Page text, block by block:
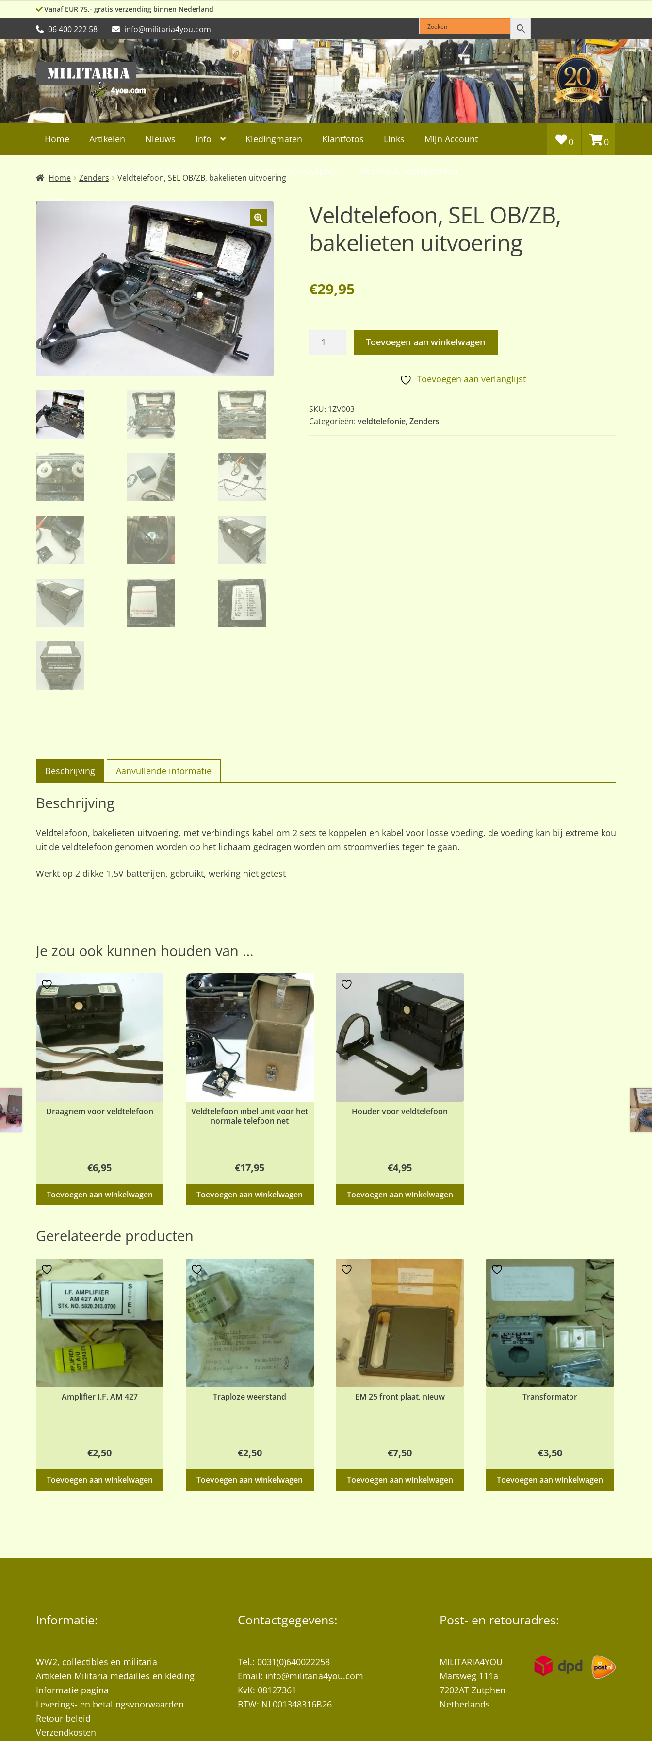
Vanaf EUR 75,- gratis verzending binnen Nederland
06 400 222 58 info@militaria4you.com
Ga
door
naar
navigatie
Ga
naar
de
inhoud
Home Artikelen Nieuws Info Kledingmaten Klantfotos Links Mijn Account
Privacybeleid Militaria4you Zutphen artikelen-militaria4you-Zutphen Boeken & naslagwerken
WW2, collectibles en militaria
0 0
Home Zenders Veldtelefoon, SEL OB/ZB, bakelieten uitvoering
🔍
Veldtelefoon, SEL OB/ZB,
bakelieten uitvoering
€29,95
Veldtelefoon,
aantal
Toevoegen aan winkelwagen
Toevoegen aan verlanglijst
SKU: 1ZV003
Categorieën: veldtelefonie, Zenders
Beschrijving Aanvullende informatie
Beschrijving
Veldtelefoon, bakelieten uitvoering, met verbindings kabel om 2 sets te koppelen en kabel voor losse voeding, de voeding kan bij extreme kou
uit de veldtelefoon genomen worden op het lichaam gedragen worden om stroomverlies tegen te gaan.
Werkt op 2 dikke 1,5V batterijen, gebruikt, werking niet getest
Je zou ook kunnen houden van …
Draagriem voor veldtelefoon
€6,95
Toevoegen aan winkelwagen
Veldtelefoon inbel unit voor het
normale telefoon net
€17,95
Toevoegen aan winkelwagen
Houder voor veldtelefoon
€4,95
Toevoegen aan winkelwagen
Gerelateerde producten
Amplifier I.F. AM 427
€2,50
Toevoegen aan winkelwagen
Traploze weerstand
€2,50
Toevoegen aan winkelwagen
EM 25 front plaat, nieuw
€7,50
Toevoegen aan winkelwagen
Transformator
€3,50
Toevoegen aan winkelwagen
Informatie:
WW2, collectibles en militaria
Artikelen Militaria medailles en kleding
Informatie pagina
Leverings- en betalingsvoorwaarden
Retour beleid
Verzendkosten
Contactgegevens:
Tel.: 0031(0)640022258
Email: info@militaria4you.com
KvK: 08127361
BTW: NL001348316B26
Post- en retouradres:
MILITARIA4YOU
Marsweg 111a
7202AT Zutphen
Netherlands